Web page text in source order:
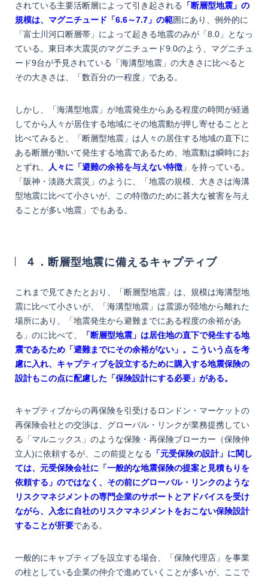
されている主要活断層によって引き起される
「断層型地震」の
規模は、マグニチュード「6.6～7.7」の範囲にあり、例外的に
「富士川河口断層帯」によって起きる地震のみが「8.0」となっ
ている。東日本大震災のマグニチュード9.0のよう、マグニチュ
ード9台が予見されている「海溝型地震」の大きさに比べると
その大きさは、「数百分の一程度」である。
しかし、「海溝型地震」が地震発生からある程度の時間が経過
してから人々が居住する地域にその地震動が押し寄せることと
比べてみると、「断層型地震」は人々の居住する地域の直下に
ある断層が動いて発生する地震であるため、地震動は瞬時にお
とずれ、
人々に「避難の余裕を与えない特徴 」を持っている。
「阪神・淡路大震災」のように、「地震の規模、大きさは海溝
型地震に比べて小さいが、この特徴のために甚大な被害を与え
ることが多い地震」でもある。
４．断層型地震に備えるキャプティブ
これまで見てきたとおり、「断層型地震」は、規模は海溝型地
震に比べて小さいが、「海溝型地震」は震源が陸地から離れた
場所にあり、「地震発生から避難までにある程度の余裕があ
る」のに比べて、
「断層型地震」は居住地の直下で発生する地
震であるため「避難までにその余裕がない」。こういう点を考
慮に入れ、キャプティブを設立するために購入する地震保険の
設計もこの点に配慮した「保険設計にする必要」がある。
キャプティブからの再保険を引受けるロンドン・マーケットの
再保険会社との交渉は、グローバル・リンクが業務提携してい
る「マルニックス」のような保険・再保険ブローカー（保険仲
立人)に依頼するが、この前提となる
「元受保険の設計」に関し
ては、元受保険会社に「一般的な地震保険の提案と見積もりを
依頼する」のではなく、その前にグローバル・リンクのような
リスクマネジメントの専門企業のサポートとアドバイスを受け
ながら、入念に自社のリスクマネジメントをおこない保険設計
することが肝要である。
一般的にキャプティブを設立する場合、「保険代理店」を事業
の柱としている企業の仲介で進めていくことが多いが、ここで